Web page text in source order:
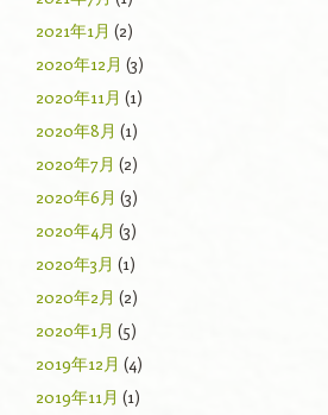
2021年1月 (2)
2020年12月 (3)
2020年11月 (1)
2020年8月 (1)
2020年7月 (2)
2020年6月 (3)
2020年4月 (3)
2020年3月 (1)
2020年2月 (2)
2020年1月 (5)
2019年12月 (4)
2019年11月 (1)